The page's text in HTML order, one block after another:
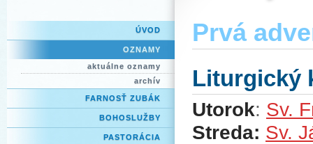
ÚVOD
OZNAMY
aktuálne oznamy
archív
FARNOSŤ ZUBÁK
BOHOSLUŽBY
PASTORÁCIA
Prvá
Liturgický
Utorok: Sv.
Streda: Sv.